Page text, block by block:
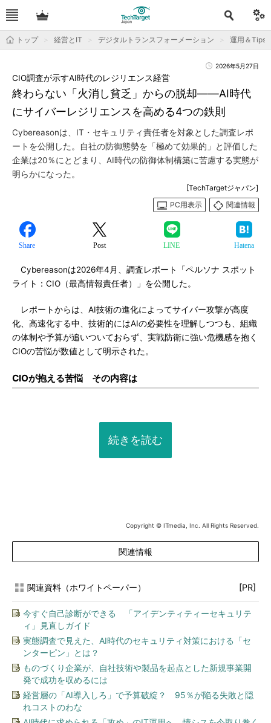
トップ 経営とIT デジタルトランスフォーメーション 運用＆Tips
2026年5月27日
終わらない「火消し貧乏」からの脱却――AI時代
にサイバーレジリエンスを高める4つの鉄則
CIO調査が示すAI時代のレジリエンス経営
Cybereasonは、IT・セキュリティ責任者を対象とした調査レポ
ートを公開した。自社の防御態勢を「極めて効果的」と評価した
企業は20％にとどまり、AI時代の防御体制構築に苦慮する実態が
明らかになった。
[TechTargetジャパン]
PC用表示
関連情報
Share Post LINE Hatena
Cybereasonは2026年4月、調査レポート「ペルソナ スポット
ライト：CIO（最高情報責任者）」を公開した。
レポートからは、AI技術の進化によってサイバー攻撃が高度
化、高速化する中、技術的にはAIの必要性を理解しつつも、組織
の体制や予算が追いついておらず、実戦防衛に強い危機感を抱く
CIOの苦悩が数値として明示された。
CIOが抱える苦悩 その内容は
続きを読む
Copyright © ITmedia, Inc. All Rights Reserved.
関連情報
関連資料（ホワイトペーパー） [PR]
今すぐ自己診断ができる 「アイデンティティーセキュリテ
ィ」見直しガイド
実態調査で見えた、AI時代のセキュリティ対策における「セ
ンターピン」とは？
ものづくり企業が、自社技術や製品を起点とした新規事業開
発で成功を収めるには
経営層の「AI導入しろ」で予算破綻？ 95％が陥る失敗と隠
れコストのわな